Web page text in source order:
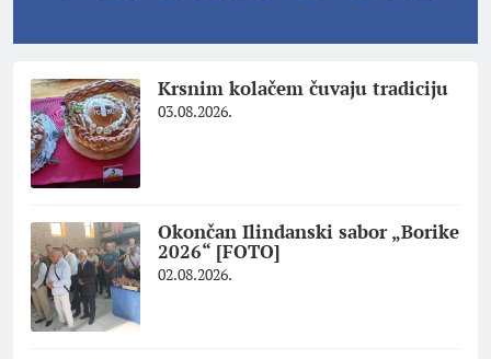
Krsnim kolačem čuvaju tradiciju
03.08.2026.
Okončan Ilindanski sabor „Borike
2026“ [FOTO]
02.08.2026.